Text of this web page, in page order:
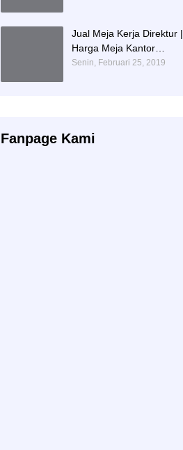
Jual Meja Kerja Direktur |
Harga Meja Kantor
Marmer
Senin, Februari 25, 2019
Fanpage Kami